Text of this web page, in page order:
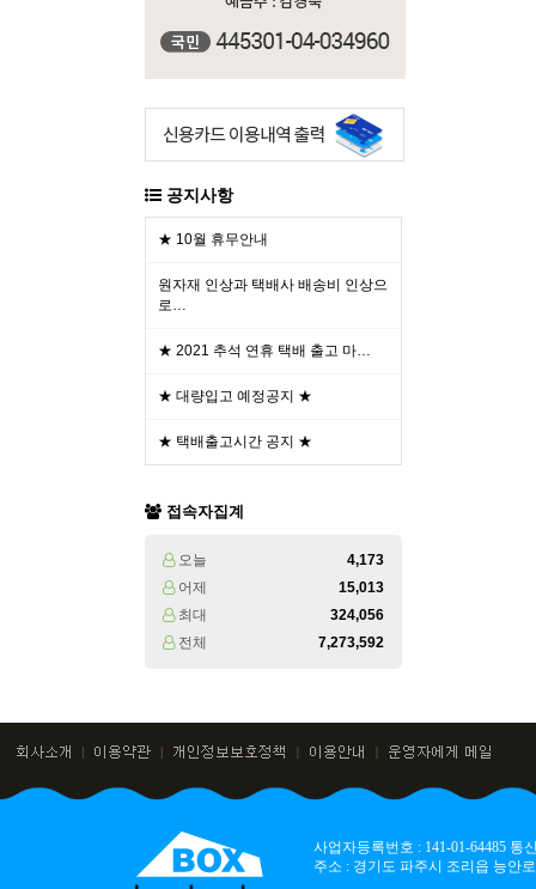
공지사항
★ 10월 휴무안내
원자재 인상과 택배사 배송비 인상으
로…
★ 2021 추석 연휴 택배 출고 마…
★ 대량입고 예정공지 ★
★ 택배출고시간 공지 ★
접속자집계
오늘
4,173
어제
15,013
최대
324,056
전체
7,273,592
사업자등록번호 : 141-01-64485
주소 : 경기도 파주시 조리읍 능안